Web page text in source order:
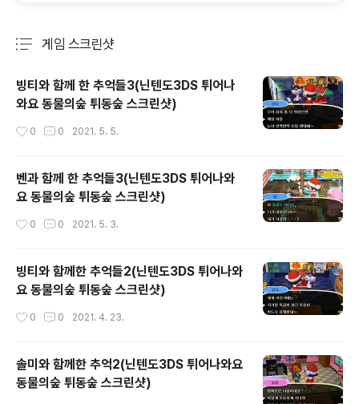
게임 스크린샷
빙티와 함께 한 추억들3(닌텐도3DS 튀어나
와요 동물의숲 튀동숲 스크린샷)
0 0 2021. 5. 5.
벤과 함께 한 추억들3(닌텐도3DS 튀어나와
요 동물의숲 튀동숲 스크린샷)
0 0 2021. 5. 3.
빙티와 함께한 추억들2(닌텐도3DS 튀어나와
요 동물의숲 튀동숲 스크린샷)
0 0 2021. 4. 23.
솔미와 함께한 추억2(닌텐도3DS 튀어나와요
동물의숲 튀동숲 스크린샷)